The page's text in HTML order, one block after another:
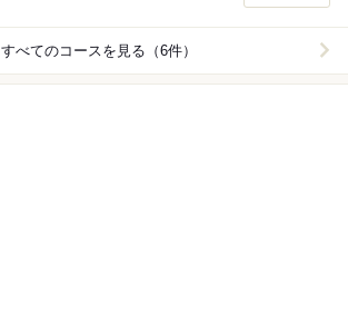
すべてのコースを見る（6件）